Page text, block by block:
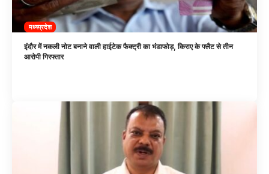
मध्यप्रदेश
इंदौर में नकली नोट बनाने वाली हाईटेक फैक्ट्री का भंडाफोड़, किराए के फ्लैट से तीन
आरोपी गिरफ्तार